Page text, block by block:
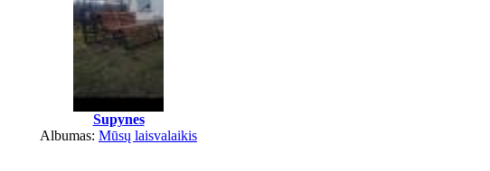
Supynes
Albumas: Mūsų laisvalaikis